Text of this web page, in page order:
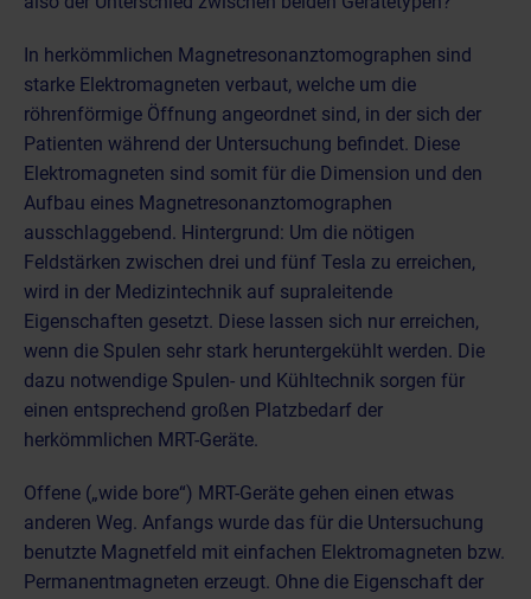
In herkömmlichen Magnetresonanztomographen sind
starke Elektromagneten verbaut, welche um die
röhrenförmige Öffnung angeordnet sind, in der sich der
Patienten während der Untersuchung befindet. Diese
Elektromagneten sind somit für die Dimension und den
Aufbau eines Magnetresonanztomographen
ausschlaggebend. Hintergrund: Um die nötigen
Feldstärken zwischen drei und fünf Tesla zu erreichen,
wird in der Medizintechnik auf supraleitende
Eigenschaften gesetzt. Diese lassen sich nur erreichen,
wenn die Spulen sehr stark heruntergekühlt werden. Die
dazu notwendige Spulen- und Kühltechnik sorgen für
einen entsprechend großen Platzbedarf der
herkömmlichen MRT-Geräte.
Offene („wide bore“) MRT-Geräte gehen einen etwas
anderen Weg. Anfangs wurde das für die Untersuchung
benutzte Magnetfeld mit einfachen Elektromagneten bzw.
Permanentmagneten erzeugt. Ohne die Eigenschaft der